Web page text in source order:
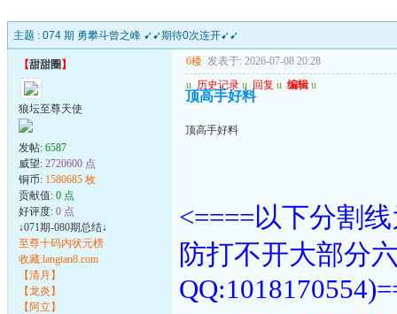
主题 : 074 期 勇攀斗曾之峰 ➹➹期待0次连开➹➹
【甜甜圈 】
狼坛至尊天使
发帖: 6587
威望: 2720600 点
铜币: 1580685 枚
贡献值: 0 点
好评度: 0 点
↓071期-080期总结↓
至尊十码内状元榜
收藏:langtan8.com
【清月】
【龙炎】
【阿立】
6楼 发表于: 2026-07-08 20:28
u 历史记录 u 回复 u 编辑 u
顶高手好料
顶高手好料
<====以下分割
防打不开大部分